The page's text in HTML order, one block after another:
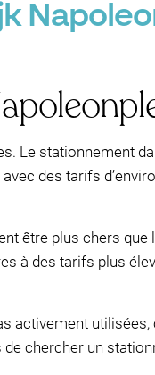
Le stationnement
des tarifs
être plus chers
à des tarifs plus
activement
de chercher un